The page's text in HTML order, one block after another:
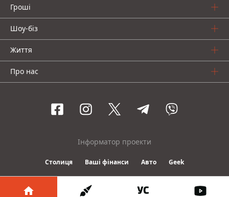
Гроші
Шоу-біз
Життя
Про нас
Інформатор проекти
Столиця Ваші фінанси Авто Geek
© 2016-2026 Informator